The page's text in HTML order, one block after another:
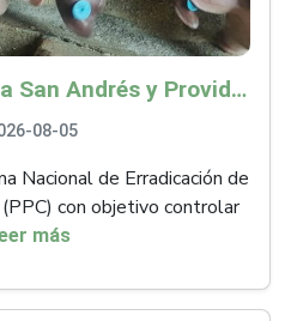
La OMSA reconoció a San Andrés y Providencia como zona libre de Peste Porcina Clásica (PPC)
08-05
Nacional de Erradicación de
con objetivo controlar
más